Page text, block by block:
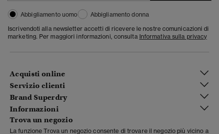
Abbigliamento uomo
Abbigliamento donna
Iscrivendoti alla newsletter accetti di ricevere le nostre comunicazioni di
marketing. Per maggiori informazioni, consulta Informativa sulla privacy
Acquisti online
Servizio clienti
Brand Superdry
Informazioni
Trova un negozio
La funzione Trova un negozio consente di trovare il negozio più vicino a